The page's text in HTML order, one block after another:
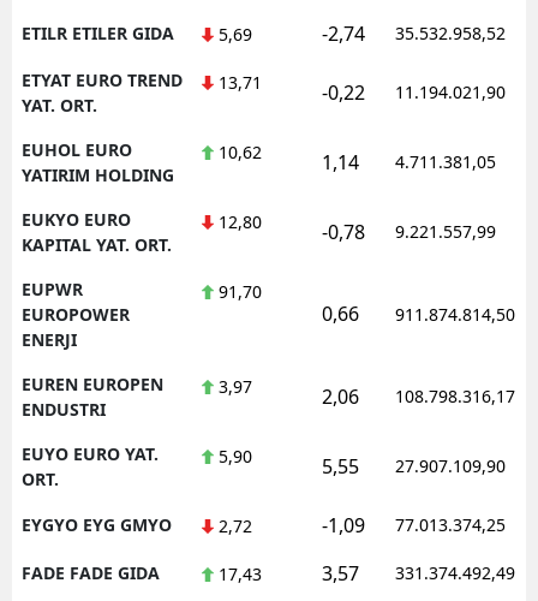
ETILR ETILER GIDA 5,69 -2,74 35.532.958,52
ETYAT EURO TREND
YAT. ORT.
13,71 -0,22 11.194.021,90
EUHOL EURO
YATIRIM HOLDING
10,62 1,14 4.711.381,05
EUKYO EURO
KAPITAL YAT. ORT.
12,80 -0,78 9.221.557,99
EUPWR
EUROPOWER
ENERJI
91,70
0,66 911.874.814,50
EUREN EUROPEN
ENDUSTRI
3,97 2,06 108.798.316,17
EUYO EURO YAT.
ORT.
5,90 5,55 27.907.109,90
EYGYO EYG GMYO 2,72 -1,09 77.013.374,25
FADE FADE GIDA 17,43 3,57 331.374.492,49